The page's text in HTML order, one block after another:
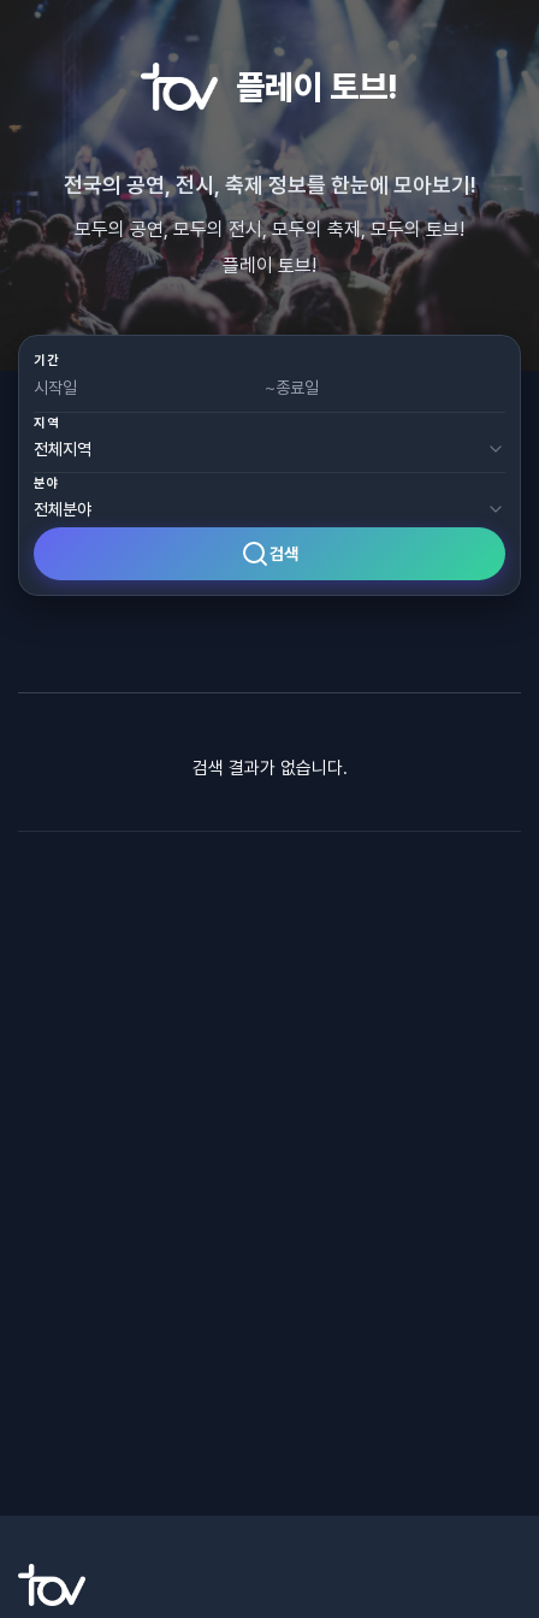
플레이 토브!
전국의 공연, 전시, 축제 정보를 한눈에 모아보기!
모두의 공연, 모두의 전시, 모두의 축제, 모두의 토브!
플레이 토브!
기간
~
지역
분야
검색
검색 결과가 없습니다.